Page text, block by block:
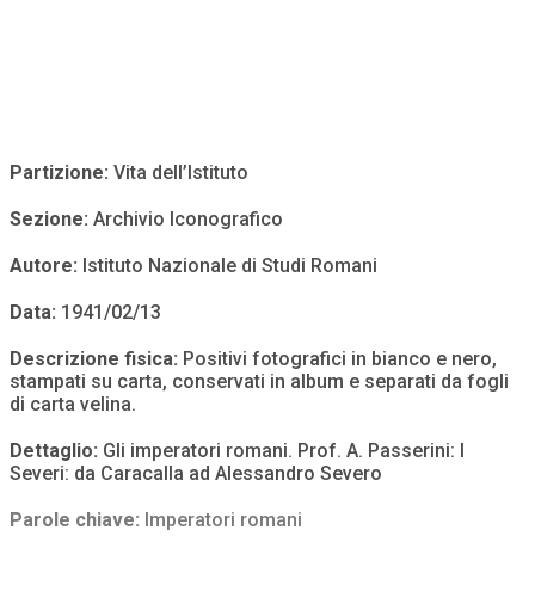
Partizione: Vita dell’Istituto
Sezione: Archivio Iconografico
Autore: Istituto Nazionale di Studi Romani
Data: 1941/02/13
Descrizione fisica: Positivi fotografici in bianco e nero,
stampati su carta, conservati in album e separati da fogli
di carta velina.
Dettaglio: Gli imperatori romani. Prof. A. Passerini: I
Severi: da Caracalla ad Alessandro Severo
Parole chiave: Imperatori romani